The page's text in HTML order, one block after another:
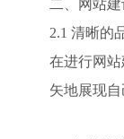
二、网站
2.1 清晰的
在进行网
矢地展现